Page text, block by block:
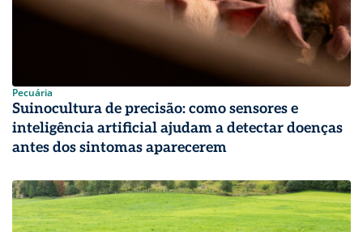
Pecuária
Suinocultura de precisão: como sensores e
inteligência artificial ajudam a detectar doenças
antes dos sintomas aparecerem